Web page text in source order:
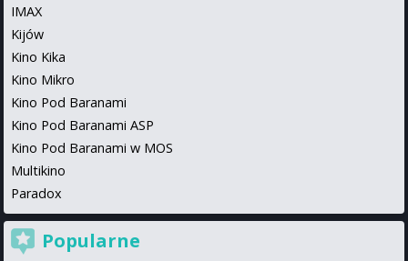
IMAX
Kijów
Kino Kika
Kino Mikro
Kino Pod Baranami
Kino Pod Baranami ASP
Kino Pod Baranami w MOS
Multikino
Paradox
Popularne